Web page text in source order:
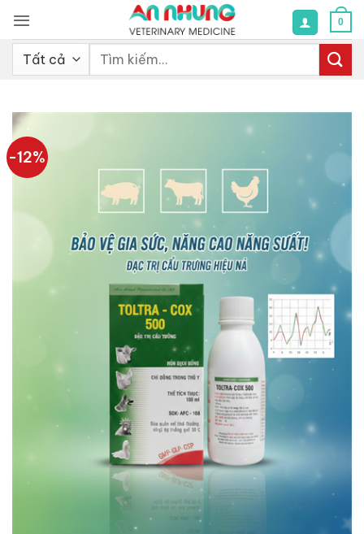
qua
nội
dung
0
Tìm
-12%